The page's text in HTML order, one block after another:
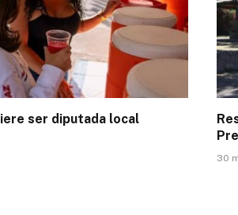
ser diputada local
30